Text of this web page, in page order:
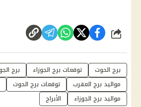
شارك
برج الحوت توقعات برج الجوزاء
برج
مواليد برج العقرب
توقعات برج الحوت
مواليد برج الجوزاء
الأبراج